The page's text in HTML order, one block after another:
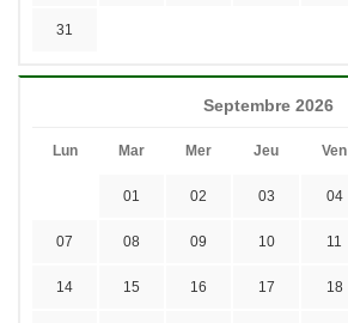
31
Septembre 2026
Lun Mar Mer Jeu Ven
01 02 03 04
07 08 09 10 11
14 15 16 17 18